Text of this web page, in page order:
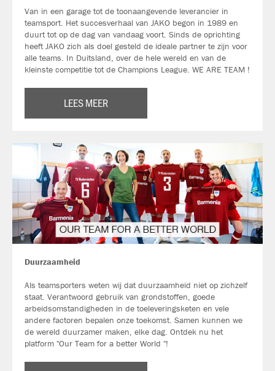
Van in een garage tot de toonaangevende leverancier in
teamsport. Het succesverhaal van JAKO begon in 1989 en
duurt tot op de dag van vandaag voort. Sinds de oprichting
heeft JAKO zich als doel gesteld de ideale partner te zijn voor
alle teams. In Duitsland, over de hele wereld en van de
kleinste competitie tot de Champions League. WE ARE TEAM !
LEES MEER
Duurzaamheid
Als teamsporters weten wij dat duurzaamheid niet op zichzelf
staat. Verantwoord gebruik van grondstoffen, goede
arbeidsomstandigheden in de toeleveringsketen en vele
andere factoren bepalen onze toekomst. Samen kunnen we
de wereld duurzamer maken, elke dag. Ontdek nu het
platform "Our Team for a better World "!